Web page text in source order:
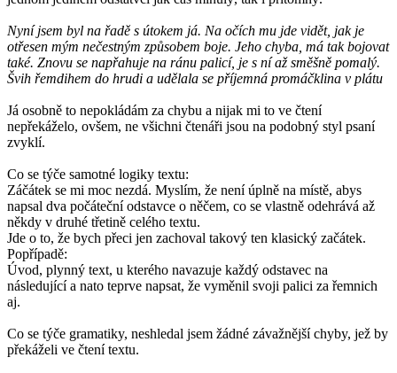
Nyní jsem byl na řadě s útokem já. Na očích mu jde vidět, jak je
otřesen mým nečestným způsobem boje. Jeho chyba, má tak bojovat
také. Znovu se napřahuje na ránu palicí, je s ní až směšně pomalý.
Švih řemdihem do hrudi a udělala se příjemná promáčklina v plátu
Já osobně to nepokládám za chybu a nijak mi to ve čtení
nepřekáželo, ovšem, ne všichni čtenáři jsou na podobný styl psaní
zvyklí.
Co se týče samotné logiky textu:
Záčátek se mi moc nezdá. Myslím, že není úplně na místě, abys
napsal dva počáteční odstavce o něčem, co se vlastně odehrává až
někdy v druhé třetině celého textu.
Jde o to, že bych přeci jen zachoval takový ten klasický začátek.
Popřípadě:
Úvod, plynný text, u kterého navazuje každý odstavec na
následující a nato teprve napsat, že vyměnil svoji palici za řemnich
aj.
Co se týče gramatiky, neshledal jsem žádné závažnější chyby, jež by
překáželi ve čtení textu.